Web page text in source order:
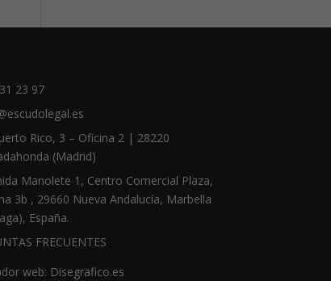
23 97
Rico, 3 – Oficina 2 | 28220
(Madrid)
Manolete 1, Centro Comercial Plaza,
3b , 29660 Nueva Andalucía, Marbella
España.
FRECUENTES
web: Disegrafico.es